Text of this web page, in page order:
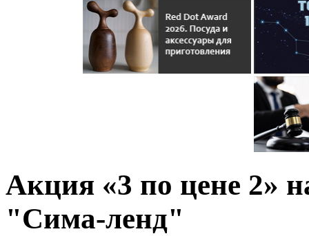
Акция «3 по цене 2»
"Сима-ленд"